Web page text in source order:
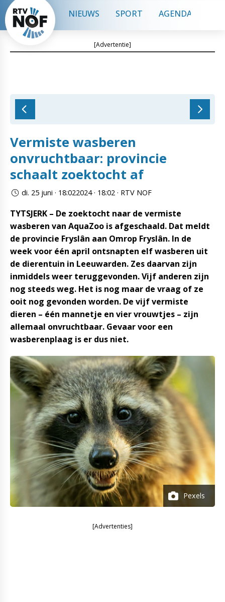
NIEUWS SPORT AGENDA
[Advertentie]
Vermiste wasberen
onvruchtbaar: provincie
schaalt zoektocht af
di. 25 juni · 18:022024 · 18:02 · RTV NOF
TYTSJERK – De zoektocht naar de vermiste
wasberen van AquaZoo is afgeschaald. Dat meldt
de provincie Fryslân aan Omrop Fryslân. In de
week voor één april ontsnapten elf wasberen uit
de dierentuin in Leeuwarden. Zes daarvan zijn
inmiddels weer teruggevonden. Vijf anderen zijn
nog steeds weg. Het is nog maar de vraag of ze
ooit nog gevonden worden. De vijf vermiste
dieren – één mannetje en vier vrouwtjes – zijn
allemaal onvruchtbaar. Gevaar voor een
wasberenplaag is er dus niet.
Pexels
[Advertenties]